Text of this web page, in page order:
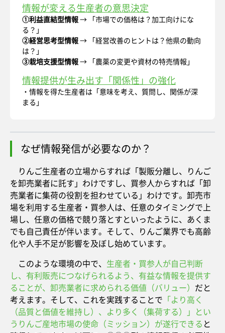
情報が変える生産者の意思決定
①利益直結型情報→ 「市場での価格は？加工向けにな
る？」
②経営思考型情報→ 「経営改善のヒントは？他県の動向
は？」
③栽培支援型情報→ 「農薬の変更や資材の特売情報」
情報提供が生み出す「関係性」の強化
・情報を得た生産者は「意味を考え、質問し、関係が深
まる」
なぜ情報発信が必要なのか？
りんご生産者の立場からすれば「製販分離し、りんご
を卸売業者に託す」わけですし、買参人からすれば「卸
売業者に集荷の役割を担わせている」わけです。卸売市
場を利用する生産者・買参人は、任意のタイミングで上
場し、任意の価格で競り落とすといったように、あくま
でも自己責任が伴います。そして、りんご業界でも高齢
化や人手不足が影響を及ぼし始めています。
このような環境の中で、 生産者・買参人が自己判断
し、有利販売につなげられるよう、有益な情報を提供す
ることが、卸売業者に求められる価値（バリュー） だと
考えます。そして、これを実践することで 「より高く
（品質と価値を維持し）、より多く（集荷する）」とい
うりんご産地市場の使命（ミッション）が遂行できる と